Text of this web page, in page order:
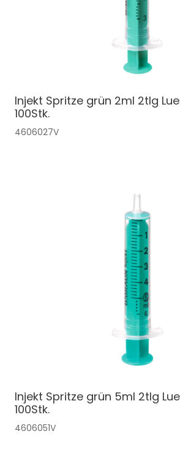
Injekt Spritze grün 2ml 2tlg
100Stk.
4606027V
Injekt Spritze grün 5ml 2tlg
100Stk.
4606051V